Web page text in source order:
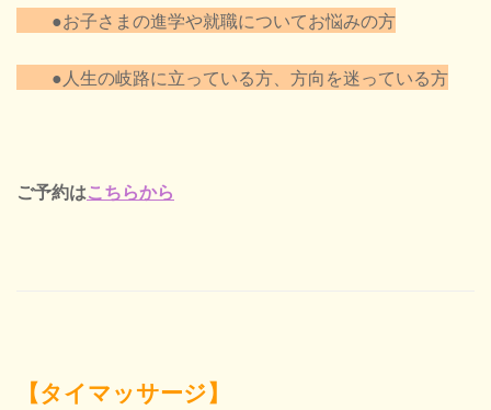
●お子さまの進学や就職についてお悩みの方
●人生の岐路に立っている方、方向を迷っている方
ご予約はこちらから
【タイマッサージ】